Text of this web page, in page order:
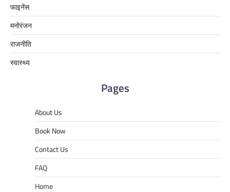
फाइनेंस
मनोरंजन
राजनीति
स्वास्थ्य
Pages
About Us
Book Now
Contact Us
FAQ
Home